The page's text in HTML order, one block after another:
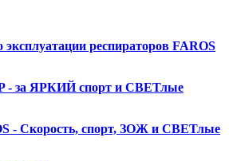
эксплуатации респираторов FAROS
- за ЯРКИЙ спорт и СВЕТлые
- Скорость, спорт, ЗОЖ и СВЕТлые